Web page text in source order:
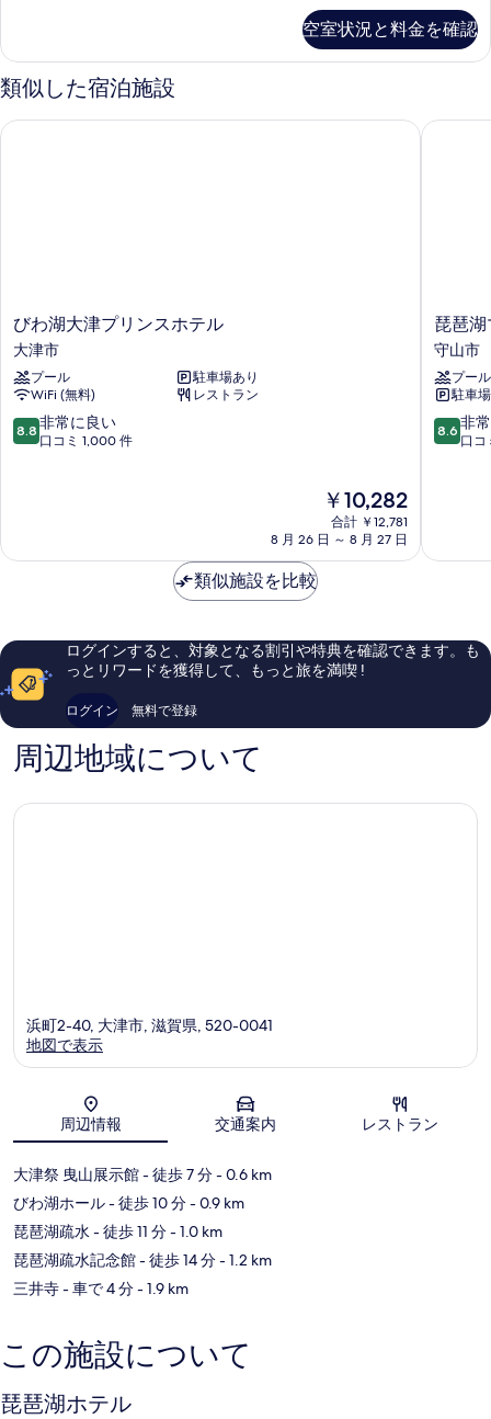
の
写
真
イ
ク
ビ
す
べ
て
写
示
レ
イ
ク
フ
ロ
ビ
ブ
ラ
ウ
ン
ジ
（未
児
利
用
不
可）
す
示
ラ
グ
ジ
ア
煙
ブ
（未
用
不
可）
詳
空室状況と料金を確認
類似した宿泊施設
び
わ
湖
大
津
プ
リ
大
びわ湖大津プリンスホテル
大津市
プール
駐車場あり
WiFi (無料)
レストラン
10
段
に
コ
1,000
件
口
コ
8.8 非常に良い
口コミ 1,000 件
現
在
の
￥10,282
合計 ￥12,781
8 月 26 日 ～ 8 月 27 日
びわ湖大津プリンスホテル
琵
琶
湖
マ
リ
オ
ッ
山
琵琶
守山市
プール
駐車
10
段
に
コ
ミ
8.6 非
口コ
琵琶湖
類似施設を比較
ログインすると、対象となる割引や特典を確認できます。も
っとリワードを獲得して、もっと旅を満喫 !
ログイン 無料で登録
周辺地域について
地図
浜町2-40, 大津市, 滋賀県, 520-0041
地図で表示
周辺情報 交通案内 レストラン
大津祭 曳山展示館- 徒歩 7 分- 0.6 km
びわ湖ホール- 徒歩 10 分- 0.9 km
琵琶湖疏水- 徒歩 11 分- 1.0 km
琵琶湖疏水記念館- 徒歩 14 分- 1.2 km
三井寺- 車で 4 分- 1.9 km
この施設について
琵琶湖ホテル